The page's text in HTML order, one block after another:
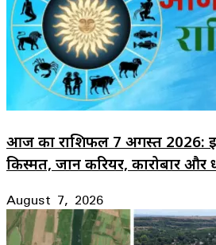
आज का राशिफल 7 अगस्त 2026:
किस्मत, जानें करियर, कारोबार
August 7, 2026